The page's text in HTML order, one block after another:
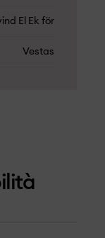
El Ek för
Vestas